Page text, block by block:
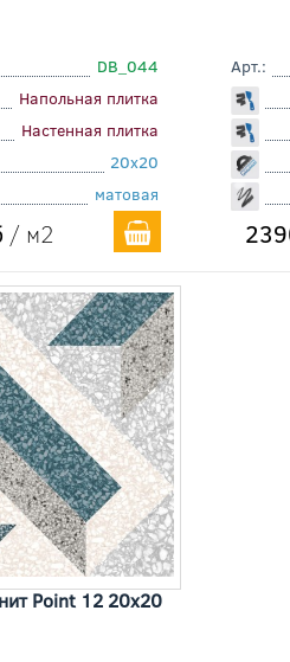
DB_044
Напольная плитка
Настенная плитка
20x20
матовая
/ м2
Арт.:
Point 12 20x20